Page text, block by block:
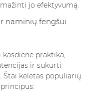
jo efektyvumą.
naminių fengšui
praktika,
ir sukurti
keletas populiarių